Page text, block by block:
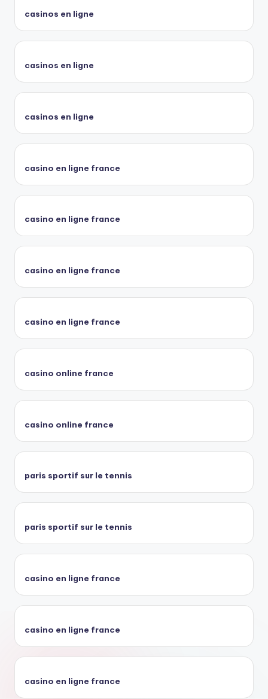
casinos en ligne
casinos en ligne
casinos en ligne
casino en ligne france
casino en ligne france
casino en ligne france
casino en ligne france
casino online france
casino online france
paris sportif sur le tennis
paris sportif sur le tennis
casino en ligne france
casino en ligne france
casino en ligne france